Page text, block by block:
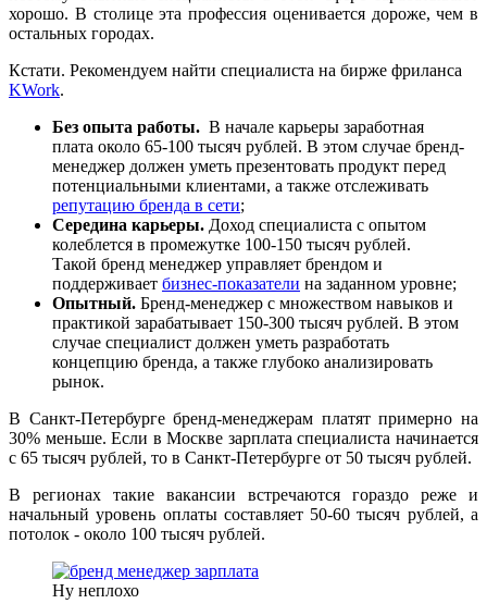
хорошо. В столице эта профессия оценивается дороже, чем в
остальных городах.
Кстати. Рекомендуем найти специалиста на бирже фриланса
KWork.
Без опыта работы. В начале карьеры заработная
плата около 65-100 тысяч рублей. В этом случае бренд-
менеджер должен уметь презентовать продукт перед
потенциальными клиентами, а также отслеживать
репутацию бренда в сети;
Середина карьеры. Доход специалиста с опытом
колеблется в промежутке 100-150 тысяч рублей.
Такой бренд менеджер управляет брендом и
поддерживает бизнес-показатели на заданном уровне;
Опытный. Бренд-менеджер с множеством навыков и
практикой зарабатывает 150-300 тысяч рублей. В этом
случае специалист должен уметь разработать
концепцию бренда, а также глубоко анализировать
рынок.
В Санкт-Петербурге бренд-менеджерам платят примерно на
30% меньше. Если в Москве зарплата специалиста начинается
с 65 тысяч рублей, то в Санкт-Петербурге от 50 тысяч рублей.
В регионах такие вакансии встречаются гораздо реже и
начальный уровень оплаты составляет 50-60 тысяч рублей, а
потолок - около 100 тысяч рублей.
Ну неплохо